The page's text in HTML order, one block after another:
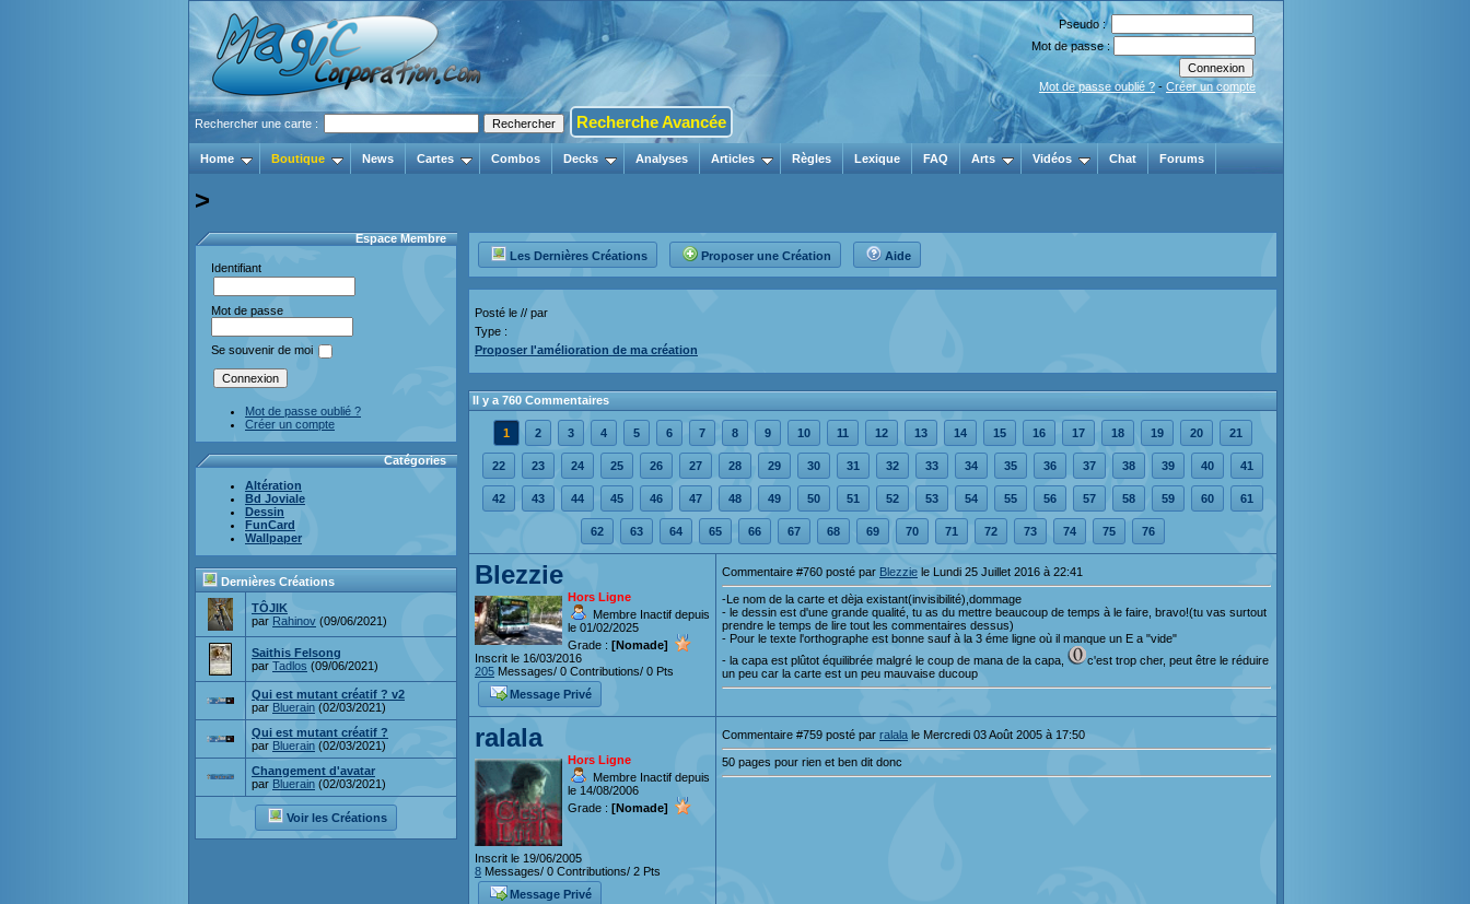
Pseudo :
Mot de passe :
Mot de passe oublié ? - Créer un compte
Rechercher une carte : Recherche Avancée
Home Boutique News Cartes Combos Decks Analyses Articles Règles Lexique FAQ Arts Vidéos Chat Forums
>
Espace Membre
Identifiant
Mot de passe
Se souvenir de moi
Mot de passe oublié ?
Créer un compte
Catégories
Altération
Bd Joviale
Dessin
FunCard
Wallpaper
Dernières Créations
TÔJIK
par Rahinov (09/06/2021)
Saithis Felsong
par Tadlos (09/06/2021)
Qui est mutant créatif ? v2
par Bluerain (02/03/2021)
Qui est mutant créatif ?
par Bluerain (02/03/2021)
Changement d'avatar
par Bluerain (02/03/2021)
Voir les Créations
Les Dernières Créations Proposer une Création Aide
Posté le // par
Type :
Proposer l'amélioration de ma création
Il y a 760 Commentaires
1 2 3 4 5 6 7 8 9 10 11 12 13 14 15 16 17 18 19 20 21
22 23 24 25 26 27 28 29 30 31 32 33 34 35 36 37 38 39 40 41
42 43 44 45 46 47 48 49 50 51 52 53 54 55 56 57 58 59 60 61
62 63 64 65 66 67 68 69 70 71 72 73 74 75 76
Blezzie
Hors Ligne
Membre Inactif depuis
le 01/02/2025
Grade : [Nomade]
Inscrit le 16/03/2016
205 Messages/ 0 Contributions/ 0 Pts
Message Privé
Commentaire #760 posté par Blezzie le Lundi 25 Juillet 2016 à 22:41
-Le nom de la carte et dèja existant(invisibilité),dommage
- le dessin est d'une grande qualité, tu as du mettre beaucoup de temps à le faire, bravo!(tu vas surtout
prendre le temps de lire tout les commentaires dessus)
- Pour le texte l'orthographe est bonne sauf à la 3 éme ligne où il manque un E a "vide"
- la capa est plûtot équilibrée malgré le coup de mana de la capa,
c'est trop cher, peut être le réduire
un peu car la carte est un peu mauvaise ducoup
ralala
Hors Ligne
Membre Inactif depuis
le 14/08/2006
Grade : [Nomade]
Inscrit le 19/06/2005
8 Messages/ 0 Contributions/ 2 Pts
Message Privé
Commentaire #759 posté par ralala le Mercredi 03 Août 2005 à 17:50
50 pages pour rien et ben dit donc